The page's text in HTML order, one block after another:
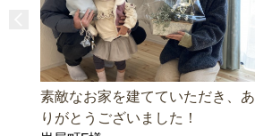
素敵なお家を建てていただき、あ
りがとうございました！